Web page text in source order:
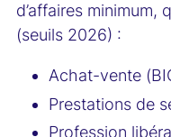
d’affaires minimum,
(seuils 2026) :
Achat-vente
Prestations de
Profession